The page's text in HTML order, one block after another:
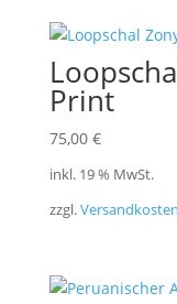
Print
75,00 €
inkl. 19 % MwSt.
zzgl.Versandkosten